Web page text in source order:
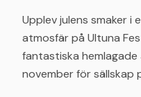
Upplev julens smaker i
atmosfär på Ultuna
fantastiska
november för sällskap